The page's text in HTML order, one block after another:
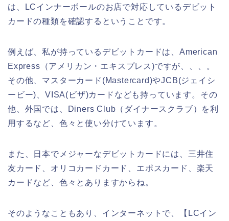
は、LCインナーボールのお店で対応しているデビット
カードの種類を確認するということです。
例えば、私が持っているデビットカードは、American
Express（アメリカン・エキスプレス)ですが、、、。
その他、マスターカード(Mastercard)やJCB(ジェイシ
ービー)、VISA(ビザ)カードなども持っています。その
他、外国では、Diners Club（ダイナースクラブ）を利
用するなど、色々と使い分けています。
また、日本でメジャーなデビットカードには、三井住
友カード、オリコカードカード、エポスカード、楽天
カードなど、色々とありますからね。
そのようなこともあり、インターネットで、【LCイン